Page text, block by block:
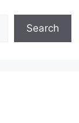
Search